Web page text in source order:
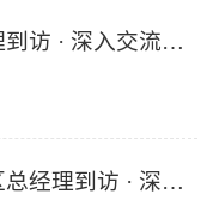
访 · 深入交流并
经理到访 · 深入